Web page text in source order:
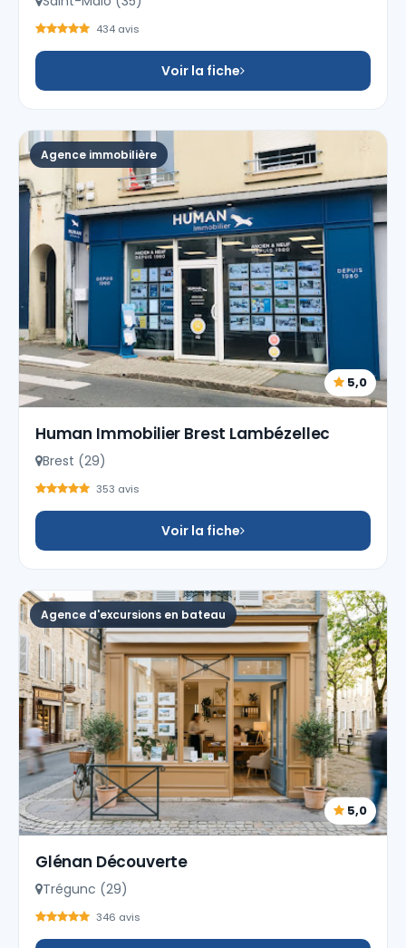
434 avis
Voir la fiche
Agence immobilière
5,0
Human Immobilier Brest Lambézellec
Brest (29)
353 avis
Voir la fiche
Agence d'excursions en bateau
5,0
Glénan Découverte
Trégunc (29)
346 avis